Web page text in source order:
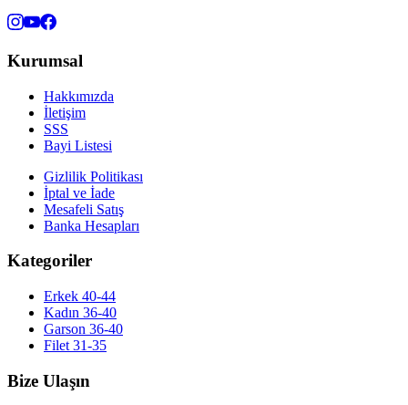
Kurumsal
Hakkımızda
İletişim
SSS
Bayi Listesi
Gizlilik Politikası
İptal ve İade
Mesafeli Satış
Banka Hesapları
Kategoriler
Erkek 40-44
Kadın 36-40
Garson 36-40
Filet 31-35
Bize Ulaşın